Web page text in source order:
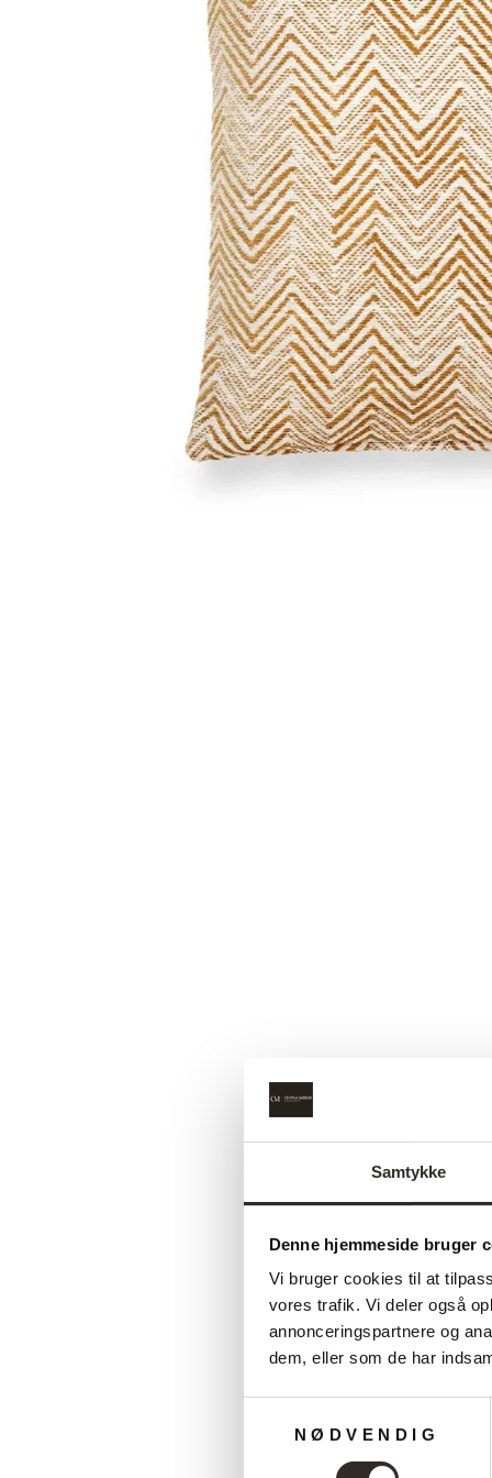
Samtykke
Denne hjemmeside bruger
Vi bruger cookies til at
vores trafik. Vi deler også
annonceringspartnere og
dem, eller som de har
NØDVENDIG
Twinkle pude, 50x50 cm